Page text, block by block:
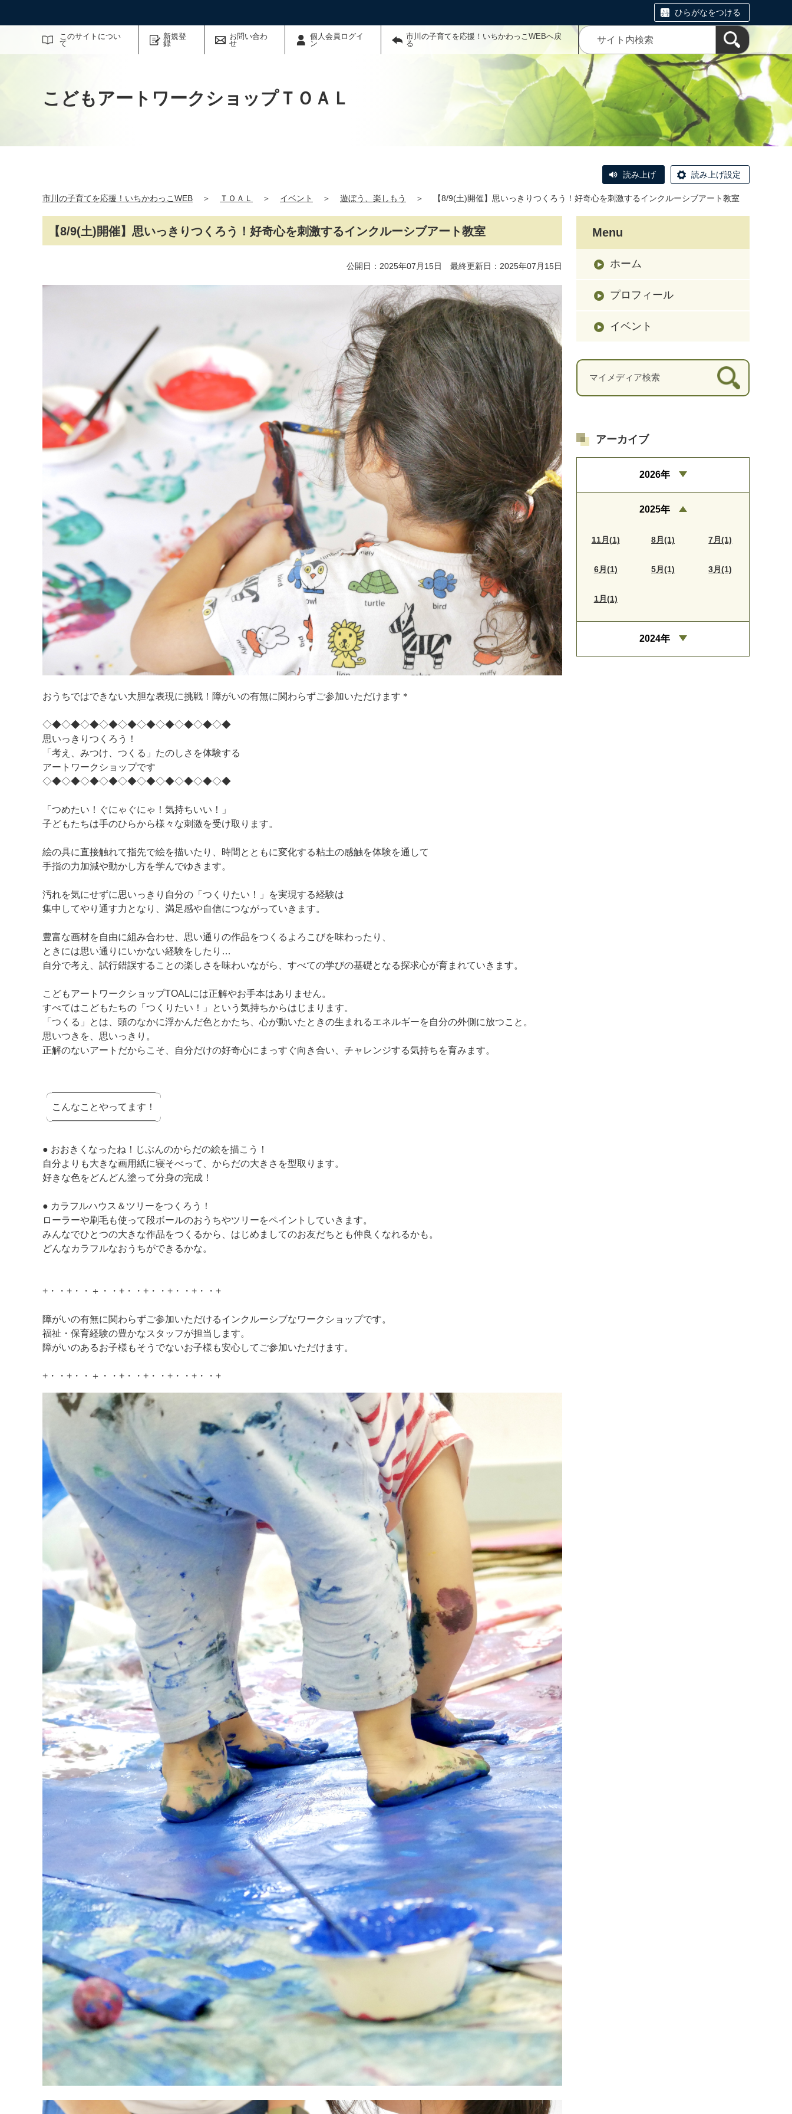
ひらがなをつける
このサイトについ
て
新規登
録
お問い合わ
せ
個人会員ログイ
ン
市川の子育てを応援！いちかわっこWEBへ戻
る
サイト内検索
こどもアートワークショップＴＯＡＬ
読み上げ 読み上げ設定
市川の子育てを応援！いちかわっこWEB ＞ ＴＯＡＬ ＞ イベント ＞ 遊ぼう、楽しもう ＞ 【8/9(土)開催】思いっきりつくろう！好奇心を刺激するインクルーシブアート教室
【8/9(土)開催】思いっきりつくろう！好奇心を刺激するインクルーシブアート教室
公開日：2025年07月15日 最終更新日：2025年07月15日
おうちではできない大胆な表現に挑戦！障がいの有無に関わらずご参加いただけます＊
◇◆◇◆◇◆◇◆◇◆◇◆◇◆◇◆◇◆◇◆
思いっきりつくろう！
「考え、みつけ、つくる」たのしさを体験する
アートワークショップです
◇◆◇◆◇◆◇◆◇◆◇◆◇◆◇◆◇◆◇◆
「つめたい！ぐにゃぐにゃ！気持ちいい！」
子どもたちは手のひらから様々な刺激を受け取ります。
絵の具に直接触れて指先で絵を描いたり、時間とともに変化する粘土の感触を体験を通して
手指の力加減や動かし方を学んでゆきます。
汚れを気にせずに思いっきり自分の「つくりたい！」を実現する経験は
集中してやり通す力となり、満足感や自信につながっていきます。
豊富な画材を自由に組み合わせ、思い通りの作品をつくるよろこびを味わったり、
ときには思い通りにいかない経験をしたり…
自分で考え、試行錯誤することの楽しさを味わいながら、すべての学びの基礎となる探求心が育まれていきます。
こどもアートワークショップTOALには正解やお手本はありません。
すべてはこどもたちの「つくりたい！」という気持ちからはじまります。
​「つくる」とは、頭のなかに浮かんだ色とかたち、心が動いたときの生まれるエネルギーを自分の外側に放つこと。
思いつきを、思いっきり。
正解のないアートだからこそ、自分だけの好奇心にまっすぐ向き合い、チャレンジする気持ちを育みます。
╭━━━━━━━━━━━╮
こんなことやってます！
╰━━━━━━━━━━━╯
● おおきくなったね！じぶんのからだの絵を描こう！
自分よりも大きな画用紙に寝そべって、からだの大きさを型取ります。
好きな色をどんどん塗って分身の完成！
● カラフルハウス＆ツリーをつくろう！
ローラーや刷毛も使って段ボールのおうちやツリーをペイントしていきます。
みんなでひとつの大きな作品をつくるから、はじめましてのお友だちとも仲良くなれるかも。
どんなカラフルなおうちができるかな。
+・・+・・＋・・+・・+・・+・・+・・+
障がいの有無に関わらずご参加いただけるインクルーシブなワークショップです。
福祉・保育経験の豊かなスタッフが担当します。
障がいのあるお子様もそうでないお子様も安心してご参加いただけます。
+・・+・・＋・・+・・+・・+・・+・・+
Menu
ホーム
プロフィール
イベント
アーカイブ
2026年
2025年
11月(1) 8月(1) 7月(1)
6月(1) 5月(1) 3月(1)
1月(1)
2024年